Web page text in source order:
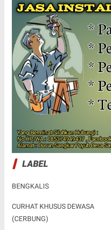
LABEL
BENGKALIS
CURHAT KHUSUS DEWASA
(CERBUNG)